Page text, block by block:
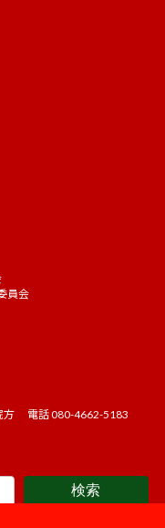
員会
方 電話 080-4662-5183
検索